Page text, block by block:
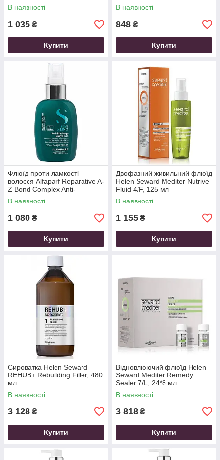
В наявності
1 035 ₴
Купити
В наявності
848 ₴
Купити
Флюїд проти ламкості
волосся Alfaparf Reparative A-
Z Bond Complex Anti-
Breakage Daily Fluid, 125 мл
В наявності
1 080 ₴
Купити
Двофазний живильний флюїд
Helen Seward Mediter Nutrive
Fluid 4/F, 125 мл
В наявності
1 155 ₴
Купити
Сироватка Helen Seward
REHUB+ Rebuilding Filler, 480
мл
В наявності
3 128 ₴
Купити
Відновлюючий флюїд Helen
Seward Mediter Remedy
Sealer 7/L, 24*8 мл
В наявності
3 818 ₴
Купити